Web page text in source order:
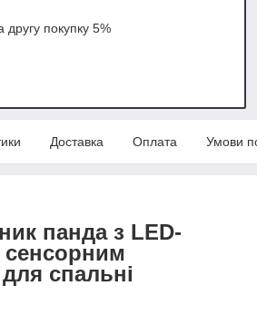
другу покупку 5%
Доставка Оплата Умови
панда з LED-
сенсорним
спальні